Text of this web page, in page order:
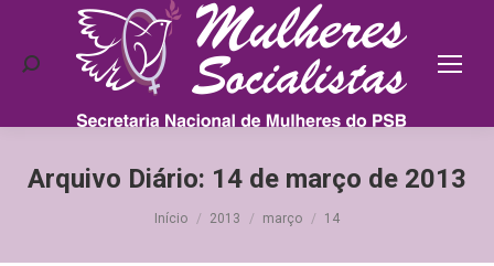
Search:
Arquivo Diário: 14 de março de 2013
Você está aqui:
Início 2013 março 14